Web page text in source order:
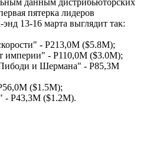
пятерка лидеров
13-16 марта выглядит так:
- Р213,0М ($5.8M);
империи" - Р110,0М ($3.0M);
и Шермана" - Р85,3М
($1.5M);
- Р43,3М ($1.2M).